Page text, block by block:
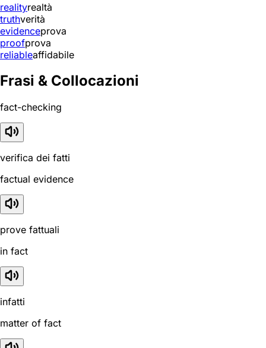
realityrealtà
truthverità
evidenceprova
proofprova
reliableaffidabile
Frasi & Collocazioni
fact-checking
verifica dei fatti
factual evidence
prove fattuali
in fact
infatti
matter of fact